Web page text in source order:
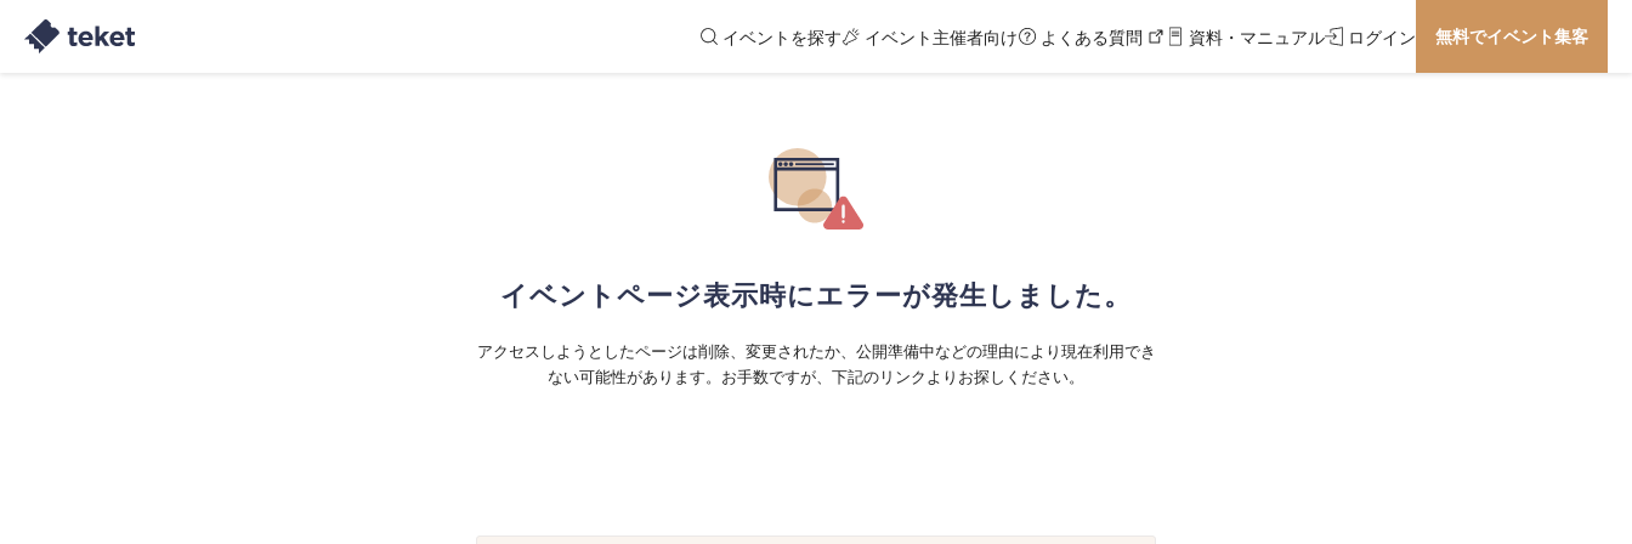
イベントを探す イベント主催者向け よくある質問 資料・マニュアル ログイン 無料でイベント集客
イベントページ表示時にエラーが発生しました。
アクセスしようとしたページは削除、変更されたか、公開準備中などの理由により現在利用でき
ない可能性があります。お手数ですが、下記のリンクよりお探しください。